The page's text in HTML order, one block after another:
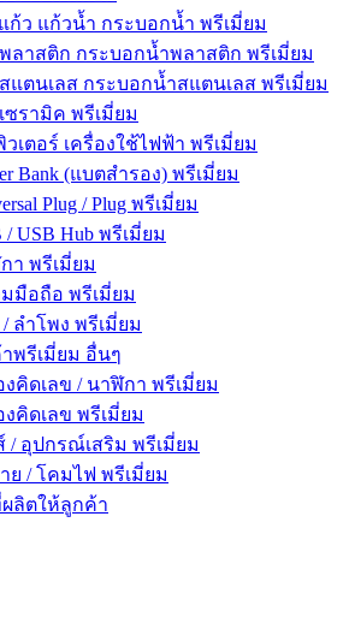
ก้ว แก้วน้ำ กระบอกน้ำ พรีเมี่ยม
ลาสติก กระบอกน้ำพลาสติก พรีเมี่ยม
แตนเลส กระบอกน้ำสแตนเลส พรีเมี่ยม
ซรามิค พรีเมี่ยม
เตอร์ เครื่องใช้ไฟฟ้า พรีเมี่ยม
Bank (แบตสำรอง) พรีเมี่ยม
Plug / Plug พรีเมี่ยม
/ USB Hub พรีเมี่ยม
า พรีเมี่ยม
มือถือ พรีเมี่ยม
ลำโพง พรีเมี่ยม
พรีเมี่ยม อื่นๆ
งคิดเลข / นาฬิกา พรีเมี่ยม
งคิดเลข พรีเมี่ยม
/ อุปกรณ์เสริม พรีเมี่ยม
ย / โคมไฟ พรีเมี่ยม
ลิตให้ลูกค้า